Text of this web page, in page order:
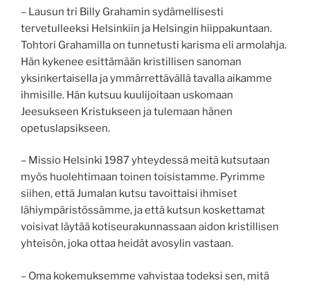
– Lausun tri Billy Grahamin sydämellisesti
tervetulleeksi Helsinkiin ja Helsingin hiippakuntaan.
Tohtori Grahamilla on tunnetusti karisma eli armolahja.
Hän kykenee esittämään kristillisen sanoman
yksinkertaisella ja ymmärrettävällä tavalla aikamme
ihmisille. Hän kutsuu kuulijoitaan uskomaan
Jeesukseen Kristukseen ja tulemaan hänen
opetuslapsikseen.
– Missio Helsinki 1987 yhteydessä meitä kutsutaan
myös huolehtimaan toinen toisistamme. Pyrimme
siihen, että Jumalan kutsu tavoittaisi ihmiset
lähiympäristössämme, ja että kutsun koskettamat
voisivat läytää kotiseurakunnassaan aidon kristillisen
yhteisön, joka ottaa heidät avosylin vastaan.
– Oma kokemuksemme vahvistaa todeksi sen, mitä